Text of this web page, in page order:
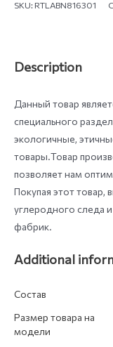
SKU:RTLABN816301
Description
Данный товар
специального
экологичные,
товары.Товар
позволяет нам
Покупая этот товар,
углеродного следа
фабрик.
Additional
Состав
Размер товара на
модели